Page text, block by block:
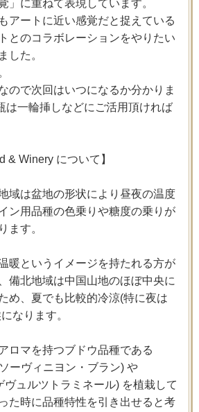
」に重ねて表現しています。
アートに近い感覚だと捉えている
とのコラボレーションをやりたい
した。
ので次回はいつになるか分かりま
は一輪挿しなどにご活用頂ければ
& Winery について】
域は盆地の形状により昼夜の温度
ン用品種の色乗りや糖度の乗りが
ます。
暖というイメージを持たれる方が
備北地域は中国山地のほぼ中央に
め、夏でも比較的冷涼(特に夜は
なります。
ロマを持つブドウ品種である
ーヴィニヨン・ブラン) や
ヴュルツトラミネール) を植栽して
た時に品種特性を引き出せると考